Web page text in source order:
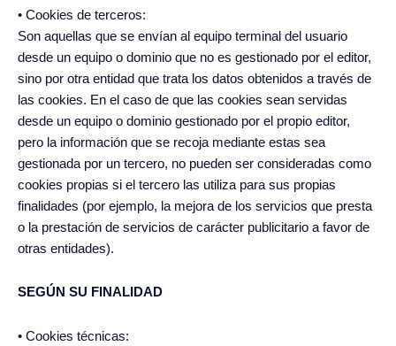
• Cookies de terceros:
Son aquellas que se envían al equipo terminal del usuario
desde un equipo o dominio que no es gestionado por el editor,
sino por otra entidad que trata los datos obtenidos a través de
las cookies. En el caso de que las cookies sean servidas
desde un equipo o dominio gestionado por el propio editor,
pero la información que se recoja mediante estas sea
gestionada por un tercero, no pueden ser consideradas como
cookies propias si el tercero las utiliza para sus propias
finalidades (por ejemplo, la mejora de los servicios que presta
o la prestación de servicios de carácter publicitario a favor de
otras entidades).
SEGÚN SU FINALIDAD
• Cookies técnicas: